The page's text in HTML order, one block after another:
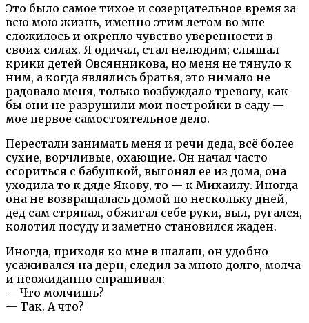
Это было самое тихое и созерцательное время за
всю мою жизнь, именно этим летом во мне
сложилось и окрепло чувство уверенности в
своих силах. Я одичал, стал нелюдим; слышал
крики детей Овсянникова, но меня не тянуло к
ним, а когда являлись братья, это нимало не
радовало меня, только возбуждало тревогу, как
бы они не разрушили мои постройки в саду —
мое первое самостоятельное дело.
Перестали занимать меня и речи деда, всё более
сухие, ворчливые, охающие. Он начал часто
ссориться с бабушкой, выгонял ее из дома, она
уходила то к дяде Якову, то — к Михаилу. Иногда
она не возвращалась домой по нескольку дней,
дед сам стряпал, обжигал себе руки, выл, ругался,
колотил посуду и заметно становился жаден.
Иногда, приходя ко мне в шалаш, он удобно
усаживался на дерн, следил за мною долго, молча
и неожиданно спрашивал:
— Что молчишь?
— Так. А что?